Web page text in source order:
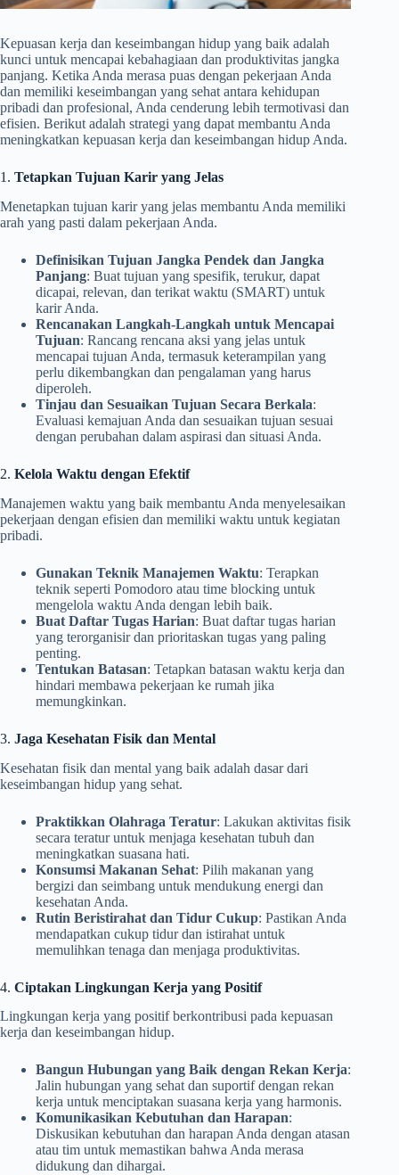
Kepuasan kerja dan keseimbangan hidup yang baik adalah
kunci untuk mencapai kebahagiaan dan produktivitas jangka
panjang. Ketika Anda merasa puas dengan pekerjaan Anda
dan memiliki keseimbangan yang sehat antara kehidupan
pribadi dan profesional, Anda cenderung lebih termotivasi dan
efisien. Berikut adalah strategi yang dapat membantu Anda
meningkatkan kepuasan kerja dan keseimbangan hidup Anda.
1. Tetapkan Tujuan Karir yang Jelas
Menetapkan tujuan karir yang jelas membantu Anda memiliki
arah yang pasti dalam pekerjaan Anda.
Definisikan Tujuan Jangka Pendek dan Jangka
Panjang: Buat tujuan yang spesifik, terukur, dapat
dicapai, relevan, dan terikat waktu (SMART) untuk
karir Anda.
Rencanakan Langkah-Langkah untuk Mencapai
Tujuan: Rancang rencana aksi yang jelas untuk
mencapai tujuan Anda, termasuk keterampilan yang
perlu dikembangkan dan pengalaman yang harus
diperoleh.
Tinjau dan Sesuaikan Tujuan Secara Berkala:
Evaluasi kemajuan Anda dan sesuaikan tujuan sesuai
dengan perubahan dalam aspirasi dan situasi Anda.
2. Kelola Waktu dengan Efektif
Manajemen waktu yang baik membantu Anda menyelesaikan
pekerjaan dengan efisien dan memiliki waktu untuk kegiatan
pribadi.
Gunakan Teknik Manajemen Waktu: Terapkan
teknik seperti Pomodoro atau time blocking untuk
mengelola waktu Anda dengan lebih baik.
Buat Daftar Tugas Harian: Buat daftar tugas harian
yang terorganisir dan prioritaskan tugas yang paling
penting.
Tentukan Batasan: Tetapkan batasan waktu kerja dan
hindari membawa pekerjaan ke rumah jika
memungkinkan.
3. Jaga Kesehatan Fisik dan Mental
Kesehatan fisik dan mental yang baik adalah dasar dari
keseimbangan hidup yang sehat.
Praktikkan Olahraga Teratur: Lakukan aktivitas fisik
secara teratur untuk menjaga kesehatan tubuh dan
meningkatkan suasana hati.
Konsumsi Makanan Sehat: Pilih makanan yang
bergizi dan seimbang untuk mendukung energi dan
kesehatan Anda.
Rutin Beristirahat dan Tidur Cukup: Pastikan Anda
mendapatkan cukup tidur dan istirahat untuk
memulihkan tenaga dan menjaga produktivitas.
4. Ciptakan Lingkungan Kerja yang Positif
Lingkungan kerja yang positif berkontribusi pada kepuasan
kerja dan keseimbangan hidup.
Bangun Hubungan yang Baik dengan Rekan Kerja:
Jalin hubungan yang sehat dan suportif dengan rekan
kerja untuk menciptakan suasana kerja yang harmonis.
Komunikasikan Kebutuhan dan Harapan:
Diskusikan kebutuhan dan harapan Anda dengan atasan
atau tim untuk memastikan bahwa Anda merasa
didukung dan dihargai.